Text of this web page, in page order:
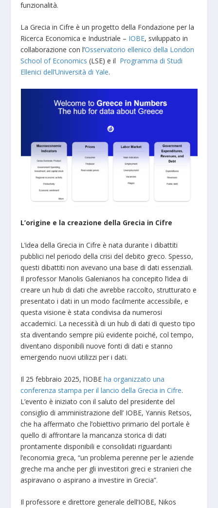
funzionalità.
La Grecia in Cifre è un progetto della Fondazione per la
Ricerca Economica e Industriale – IOBE, sviluppato in
collaborazione con l’Osservatorio ellenico della London
School of Economics (LSE) e il Programma di Studi
Ellenici dell’Università di Yale.
L’origine e la creazione della Grecia in Cifre
L’idea della Grecia in Cifre è nata durante i dibattiti
pubblici nel periodo della crisi del debito greco. Spesso,
questi dibattiti non avevano una base di dati essenziali.
Il professor Manolis Galenianos ha concepito l’idea di
creare un hub di dati che avrebbe raccolto, strutturato e
presentato i dati in un modo facilmente accessibile, e
questa visione è stata condivisa da numerosi
accademici. La necessità di un hub di dati di questo tipo
sta diventando sempre più evidente poiché, col tempo,
diventano disponibili nuove fonti di dati e stanno
emergendo nuovi utilizzi per i dati.
Il 25 febbraio 2025, l’IOBEha organizzato una
conferenza stampa per il lancio della Grecia in Cifre.
L’evento è iniziato con il saluto del presidente del
consiglio di amministrazione dell’ IOBE, Yannis Retsos,
che ha affermato che l’obiettivo primario del portale è
quello di affrontare la mancanza storica di dati
prontamente disponibili e consolidati riguardanti
l’economia greca, “un problema perenne per le aziende
greche ma anche per gli investitori greci e stranieri che
aspiravano o aspirano a investire in Grecia”.
Il professore e direttore generale dell’IOBE, Nikos